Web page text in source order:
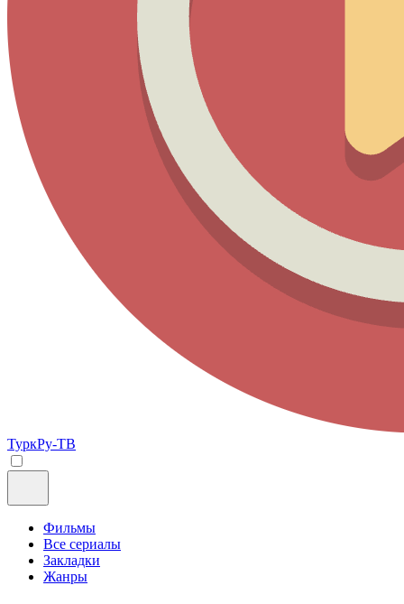
ТуркРу-ТВ
Фильмы
Все сериалы
Закладки
Жанры